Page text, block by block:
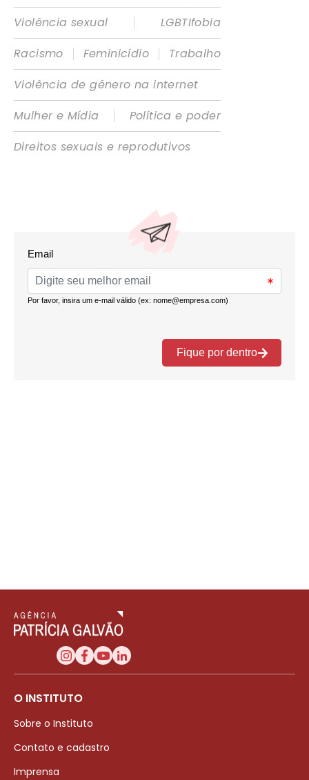
Violência sexual
|
LGBTIfobia
Racismo
| Feminicídio |
Trabalho
Violência de gênero na internet
Mulher e Mídia
|
Política e poder
Direitos sexuais e reprodutivos
O INSTITUTO
Sobre o Instituto
Contato e cadastro
Imprensa